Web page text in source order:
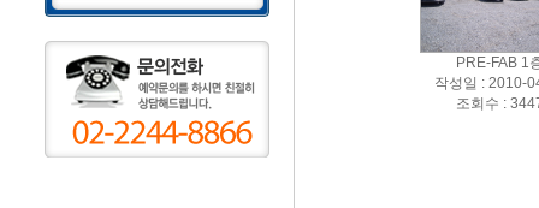
PRE-FAB 1
작성일 : 2010-
조회수 :